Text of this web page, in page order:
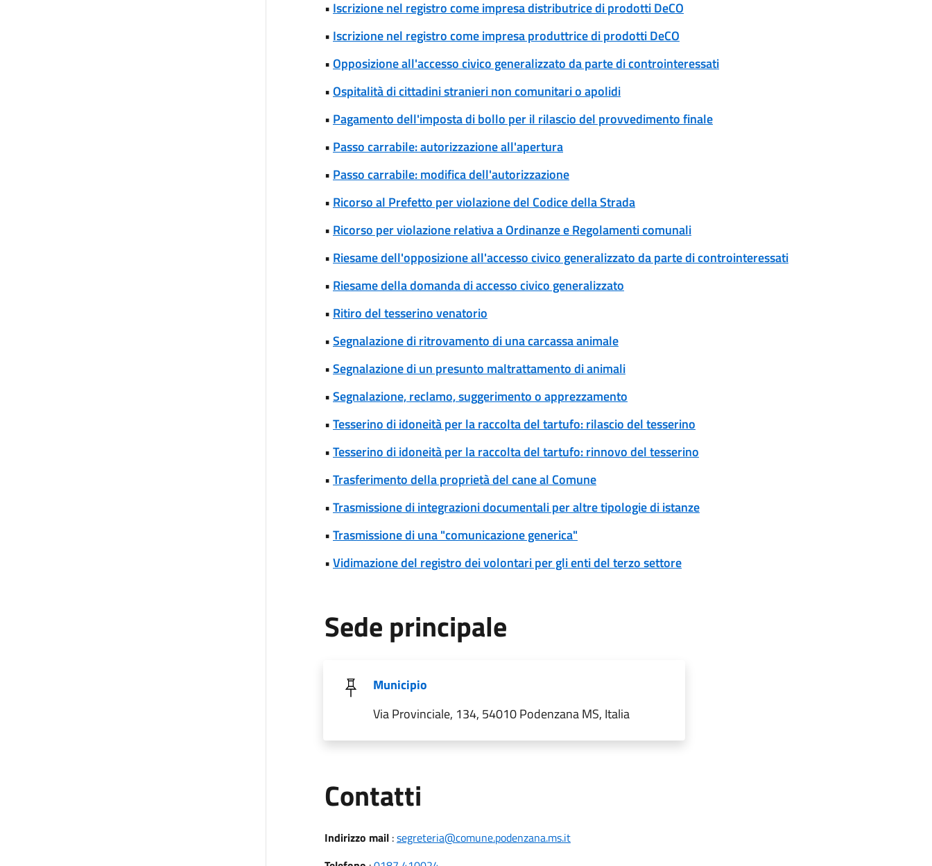
• Iscrizione nel registro come impresa distributrice di prodotti DeCO
• Iscrizione nel registro come impresa produttrice di prodotti DeCO
•Opposizione all'accesso civico generalizzato da parte di controinteressati
•Ospitalità di cittadini stranieri non comunitari o apolidi
• Pagamento dell'imposta di bollo per il rilascio del provvedimento finale
• Passo carrabile: autorizzazione all'apertura
• Passo carrabile: modifica dell'autorizzazione
• Ricorso al Prefetto per violazione del Codice della Strada
• Ricorso per violazione relativa a Ordinanze e Regolamenti comunali
• Riesame dell'opposizione all'accesso civico generalizzato da parte di controinteressati
• Riesame della domanda di accesso civico generalizzato
• Ritiro del tesserino venatorio
•Segnalazione di ritrovamento di una carcassa animale
•Segnalazione di un presunto maltrattamento di animali
•Segnalazione, reclamo, suggerimento o apprezzamento
•Tesserino di idoneità per la raccolta del tartufo: rilascio del tesserino
•Tesserino di idoneità per la raccolta del tartufo: rinnovo del tesserino
•Trasferimento della proprietà del cane al Comune
•Trasmissione di integrazioni documentali per altre tipologie di istanze
•Trasmissione di una "comunicazione generica"
•Vidimazione del registro dei volontari per gli enti del terzo settore
Sede principale
Municipio
Via Provinciale, 134, 54010 Podenzana MS, Italia
Contatti
Indirizzo mail:segreteria@comune.podenzana.ms.it